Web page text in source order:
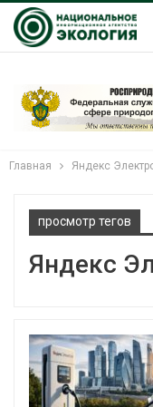
Главная Яндекс
просмотр тегов
Яндекс